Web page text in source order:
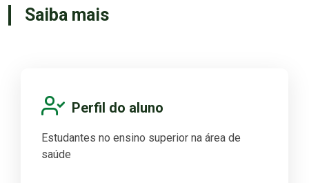
Saiba mais
Perfil do aluno
Estudantes no ensino superior na área de
saúde